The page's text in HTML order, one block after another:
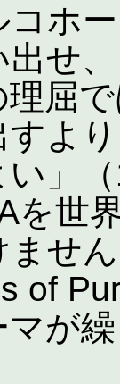
コホ
出せ
理屈
よ
い」
を世
せ
of
が